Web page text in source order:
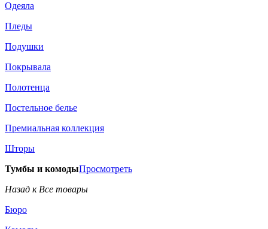
Одеяла
Пледы
Подушки
Покрывала
Полотенца
Постельное белье
Премиальная коллекция
Шторы
Тумбы и комодыПросмотреть
Назад к Все товары
Бюро